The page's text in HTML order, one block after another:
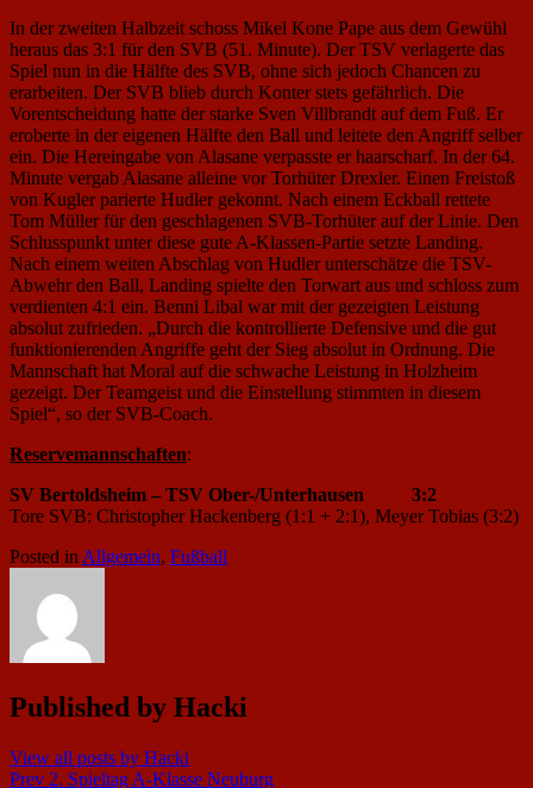
In der zweiten Halbzeit schoss Mikel Kone Pape aus dem Gewühl
heraus das 3:1 für den SVB (51. Minute). Der TSV verlagerte das
Spiel nun in die Hälfte des SVB, ohne sich jedoch Chancen zu
erarbeiten. Der SVB blieb durch Konter stets gefährlich. Die
Vorentscheidung hatte der starke Sven Villbrandt auf dem Fuß. Er
eroberte in der eigenen Hälfte den Ball und leitete den Angriff selber
ein. Die Hereingabe von Alasane verpasste er haarscharf. In der 64.
Minute vergab Alasane alleine vor Torhüter Drexler. Einen Freistoß
von Kugler parierte Hudler gekonnt. Nach einem Eckball rettete
Tom Müller für den geschlagenen SVB-Torhüter auf der Linie. Den
Schlusspunkt unter diese gute A-Klassen-Partie setzte Landing.
Nach einem weiten Abschlag von Hudler unterschätze die TSV-
Abwehr den Ball, Landing spielte den Torwart aus und schloss zum
verdienten 4:1 ein. Benni Libal war mit der gezeigten Leistung
absolut zufrieden. „Durch die kontrollierte Defensive und die gut
funktionierenden Angriffe geht der Sieg absolut in Ordnung. Die
Mannschaft hat Moral auf die schwache Leistung in Holzheim
gezeigt. Der Teamgeist und die Einstellung stimmten in diesem
Spiel“, so der SVB-Coach.
Reservemannschaften:
SV Bertoldsheim – TSV Ober-/Unterhausen 3:2
Tore SVB: Christopher Hackenberg (1:1 + 2:1), Meyer Tobias (3:2)
Posted inAllgemein, Fußball
Published by Hacki
View all posts by Hacki
Prev 2. Spieltag A-Klasse Neuburg